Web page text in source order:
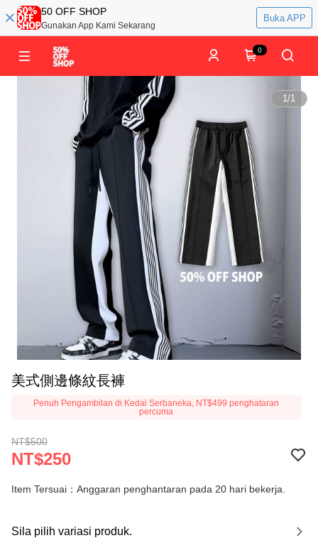
50 OFF SHOP
Gunakan App Kami Sekarang
Buka APP
0
1/1
美式側邊條紋長褲
Penuh Pengambilan di Kedai Serbaneka, NT$499 penghataran
percuma
NT$500
NT$250
Item Tersuai：Anggaran penghantaran pada 20 hari bekerja.
Sila pilih variasi produk.